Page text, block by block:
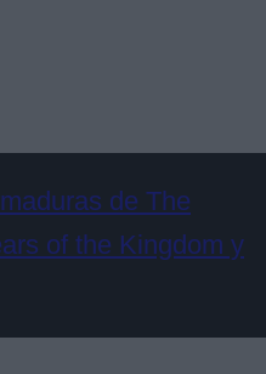
de The
of the Kingdom y